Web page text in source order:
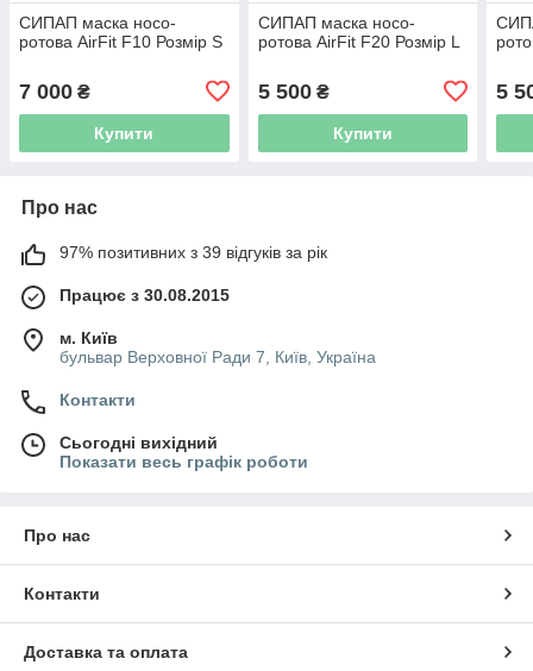
СИПАП маска носо-
ротова AirFit F10 Розмір S
7 000 ₴
Купити
СИПАП маска носо-
ротова AirFit F20 Розмір L
5 500₴
Купити
5
Про нас
97% позитивних з 39 відгуків за рік
Працює з 30.08.2015
м. Київ
бульвар Верховної Ради 7, Київ, Україна
Контакти
Сьогодні вихідний
Показати весь графік роботи
Про нас
Контакти
Доставка та оплата